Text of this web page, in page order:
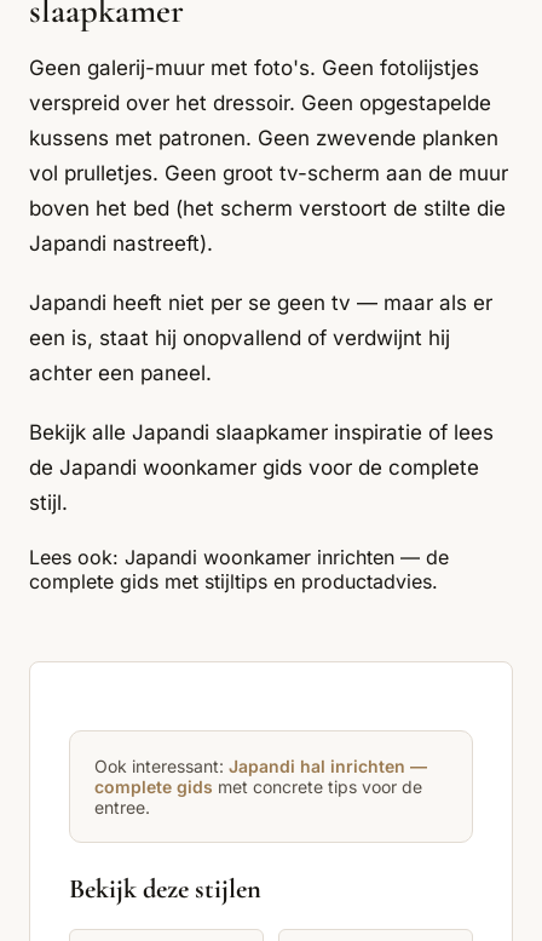
slaapkamer
Geen galerij-muur met foto's. Geen fotolijstjes
verspreid over het dressoir. Geen opgestapelde
kussens met patronen. Geen zwevende planken
vol prulletjes. Geen groot tv-scherm aan de muur
boven het bed (het scherm verstoort de stilte die
Japandi nastreeft).
Japandi heeft niet per se geen tv — maar als er
een is, staat hij onopvallend of verdwijnt hij
achter een paneel.
Bekijk alle Japandi slaapkamer inspiratie of lees
de Japandi woonkamer gids voor de complete
stijl.
Lees ook: Japandi woonkamer inrichten — de
complete gids met stijltips en productadvies.
Ook interessant: Japandi hal inrichten —
complete gids met concrete tips voor de
entree.
Bekijk deze stijlen